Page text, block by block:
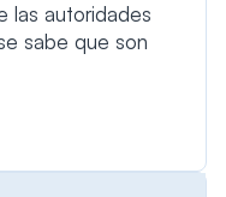
las autoridades
sabe que son